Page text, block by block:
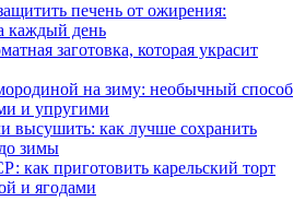
печень от ожирения:
каждый день
заготовка, которая украсит
на зиму: необычный способ
и упругими
высушить: как лучше сохранить
зимы
как приготовить карельский торт
и ягодами